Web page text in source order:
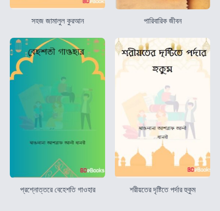
সহজ জামালুল কুরআন পারিবারিক জীবন
প্রশ্নোত্তরে বেহেশতি গাওহার শরীয়তের দৃষ্টিতে পর্দার হুকুম